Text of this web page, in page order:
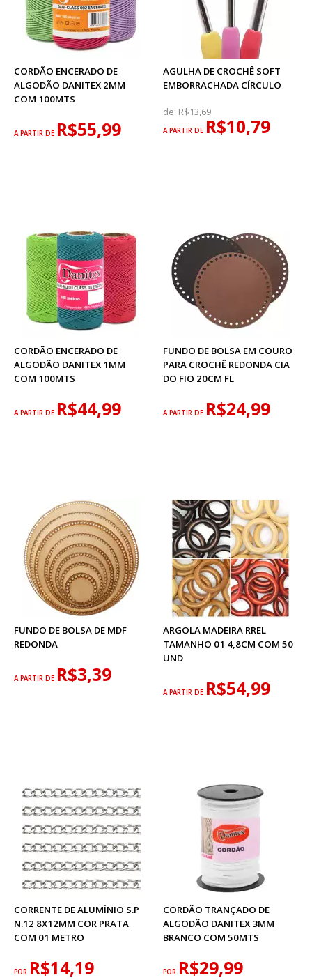
CORDÃO ENCERADO DE
ALGODÃO DANITEX 2MM
COM 100MTS
A PARTIR DE R$55,99
AGULHA DE CROCHÊ SOFT
EMBORRACHADA CÍRCULO
de: R$13,69
A PARTIR DE R$10,79
CORDÃO ENCERADO DE
ALGODÃO DANITEX 1MM
COM 100MTS
A PARTIR DE R$44,99
FUNDO DE BOLSA EM COURO
PARA CROCHÊ REDONDA CIA
DO FIO 20CM FL
A PARTIR DE R$24,99
FUNDO DE BOLSA DE MDF
REDONDA
A PARTIR DE R$3,39
ARGOLA MADEIRA RREL
TAMANHO 01 4,8CM COM 50
UND
A PARTIR DE R$54,99
CORRENTE DE ALUMÍNIO S.P
N.12 8X12MM COR PRATA
COM 01 METRO
POR R$14,19
CORDÃO TRANÇADO DE
ALGODÃO DANITEX 3MM
BRANCO COM 50MTS
POR R$29,99